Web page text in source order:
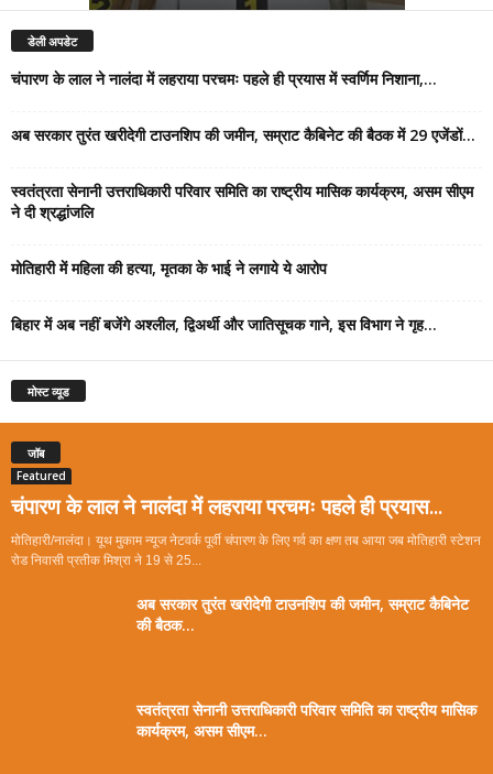
डेली अपडेट
चंपारण के लाल ने नालंदा में लहराया परचमः पहले ही प्रयास में स्वर्णिम निशाना,...
अब सरकार तुरंत खरीदेगी टाउनशिप की जमीन, सम्राट कैबिनेट की बैठक में 29 एजेंडों...
स्वतंत्रता सेनानी उत्तराधिकारी परिवार समिति का राष्ट्रीय मासिक कार्यक्रम, असम सीएम
ने दी श्रद्धांजलि
मोतिहारी में महिला की हत्या, मृतका के भाई ने लगाये ये आरोप
बिहार में अब नहीं बजेंगे अश्लील, द्विअर्थी और जातिसूचक गाने, इस विभाग ने गृह...
मोस्ट व्यूड
जॉब
Featured
चंपारण के लाल ने नालंदा में लहराया परचमः पहले ही प्रयास...
मोतिहारी/नालंदा। यूथ मुकाम न्यूज नेटवर्क पूर्वी चंपारण के लिए गर्व का क्षण तब आया जब मोतिहारी स्टेशन
रोड निवासी प्रतीक मिश्रा ने 19 से 25...
अब सरकार तुरंत खरीदेगी टाउनशिप की जमीन, सम्राट कैबिनेट
की बैठक...
स्वतंत्रता सेनानी उत्तराधिकारी परिवार समिति का राष्ट्रीय मासिक
कार्यक्रम, असम सीएम...